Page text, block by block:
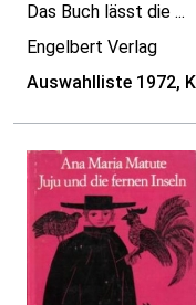
Das Buch lässt die ...
Engelbert Verlag
Auswahlliste 1972,